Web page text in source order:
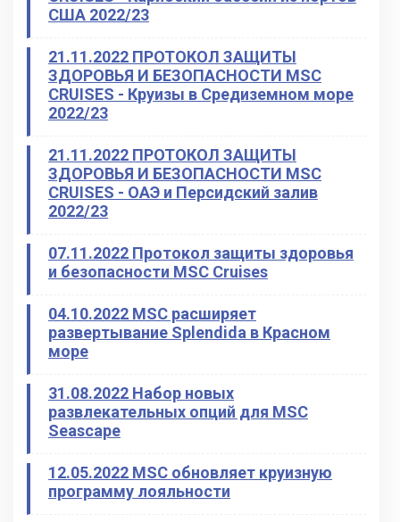
США 2022/23
21.11.2022 ПРОТОКОЛ ЗАЩИТЫ
ЗДОРОВЬЯ И БЕЗОПАСНОСТИ MSC
CRUISES - Круизы в Средиземном море
2022/23
21.11.2022 ПРОТОКОЛ ЗАЩИТЫ
ЗДОРОВЬЯ И БЕЗОПАСНОСТИ MSC
CRUISES - ОАЭ и Персидский залив
2022/23
07.11.2022 Протокол защиты здоровья
и безопасности MSC Cruises
04.10.2022 MSC расширяет
развертывание Splendida в Красном
море
31.08.2022 Набор новых
развлекательных опций для MSC
Seascape
12.05.2022 MSC обновляет круизную
программу лояльности